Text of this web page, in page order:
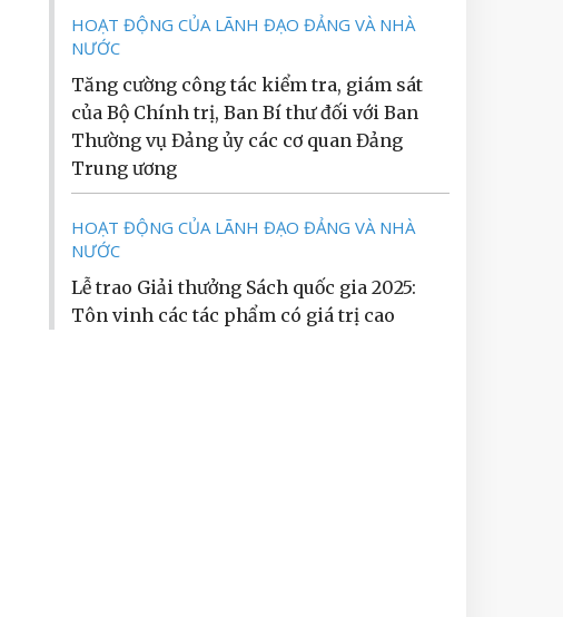
HOẠT ĐỘNG CỦA LÃNH ĐẠO ĐẢNG VÀ NHÀ
NƯỚC
Tăng cường công tác kiểm tra, giám sát
của Bộ Chính trị, Ban Bí thư đối với Ban
Thường vụ Đảng ủy các cơ quan Đảng
Trung ương
HOẠT ĐỘNG CỦA LÃNH ĐẠO ĐẢNG VÀ NHÀ
NƯỚC
Lễ trao Giải thưởng Sách quốc gia 2025:
Tôn vinh các tác phẩm có giá trị cao